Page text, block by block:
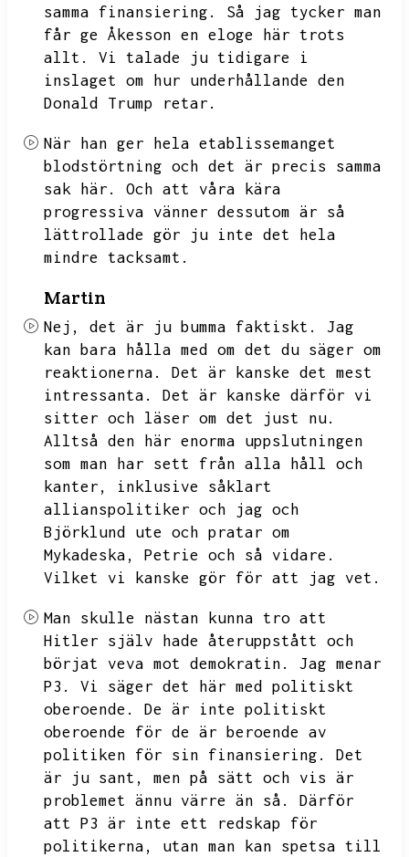
samma finansiering.
Så jag tycker man
får ge Åkesson en eloge här trots
allt.
Vi talade ju tidigare i
inslaget om hur underhållande den
Donald Trump retar.
När han ger hela etablissemanget
blodstörtning och det är precis samma
sak här.
Och att våra kära
progressiva vänner dessutom är så
lättrollade gör ju inte det hela
mindre tacksamt.
Martin
Nej, det är ju bumma faktiskt.
Jag
kan bara hålla med om det du säger om
reaktionerna.
Det är kanske det mest
intressanta.
Det är kanske därför vi
sitter och läser om det just nu.
Alltså den här enorma uppslutningen
som man har sett från alla håll och
kanter,
inklusive såklart
allianspolitiker och jag och
Björklund ute och pratar om
Mykadeska,
Petrie och så vidare.
Vilket vi kanske gör för att jag vet.
Man skulle nästan kunna tro att
Hitler själv hade återuppstått och
börjat veva mot demokratin.
Jag menar
P3.
Vi säger det här med politiskt
oberoende.
De är inte politiskt
oberoende för de är beroende av
politiken för sin finansiering.
Det
är ju sant,
men på sätt och vis är
problemet ännu värre än så.
Därför
att P3 är inte ett redskap för
politikerna,
utan man kan spetsa till